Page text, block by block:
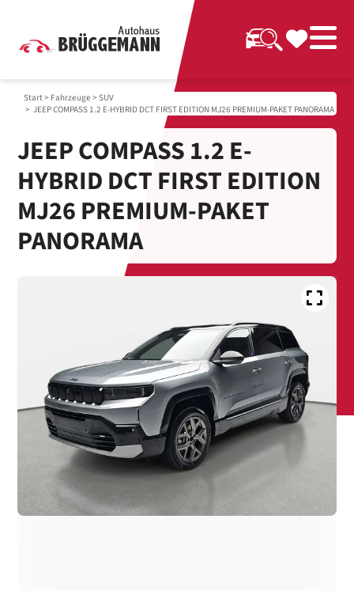
Start> Fahrzeuge > SUV
> JEEP COMPASS 1.2 E-HYBRID DCT FIRST EDITION MJ26 PREMIUM-PAKET PANORAMA
JEEP COMPASS 1.2 E-
HYBRID DCT FIRST EDITION
MJ26 PREMIUM-PAKET
PANORAMA